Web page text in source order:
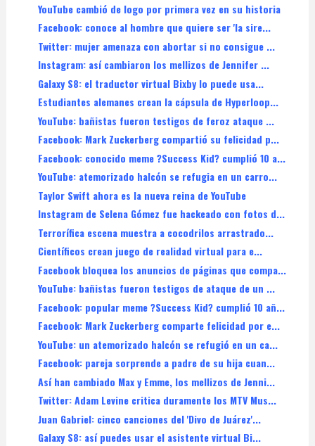
YouTube cambió de logo por primera vez en su historia
Facebook: conoce al hombre que quiere ser 'la sire...
Twitter: mujer amenaza con abortar si no consigue ...
Instagram: así cambiaron los mellizos de Jennifer ...
Galaxy S8: el traductor virtual Bixby lo puede usa...
Estudiantes alemanes crean la cápsula de Hyperloop...
YouTube: bañistas fueron testigos de feroz ataque ...
Facebook: Mark Zuckerberg compartió su felicidad p...
Facebook: conocido meme ?Success Kid? cumplió 10 a...
YouTube: atemorizado halcón se refugia en un carro...
Taylor Swift ahora es la nueva reina de YouTube
Instagram de Selena Gómez fue hackeado con fotos d...
Terrorífica escena muestra a cocodrilos arrastrado...
Científicos crean juego de realidad virtual para e...
Facebook bloquea los anuncios de páginas que compa...
YouTube: bañistas fueron testigos de ataque de un ...
Facebook: popular meme ?Success Kid? cumplió 10 añ...
Facebook: Mark Zuckerberg comparte felicidad por e...
YouTube: un atemorizado halcón se refugió en un ca...
Facebook: pareja sorprende a padre de su hija cuan...
Así han cambiado Max y Emme, los mellizos de Jenni...
Twitter: Adam Levine critica duramente los MTV Mus...
Juan Gabriel: cinco canciones del 'Divo de Juárez'...
Galaxy S8: así puedes usar el asistente virtual Bi...